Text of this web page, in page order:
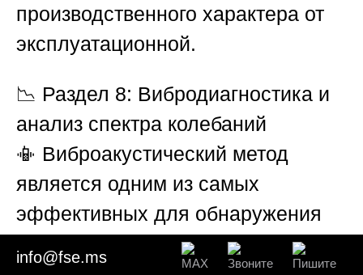
производственного характера от
эксплуатационной.
📉 Раздел 8: Вибродиагностика и
анализ спектра колебаний
📳 Виброакустический метод
является одним из самых
эффективных для обнаружения
деформаций без полной разборки
info@fse.ms